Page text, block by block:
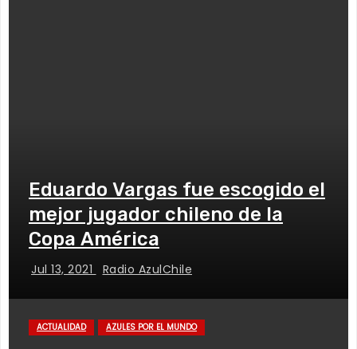
Eduardo Vargas fue escogido el
mejor jugador chileno de la
Copa América
Jul 13, 2021 Radio AzulChile
ACTUALIDAD AZULES POR EL MUNDO